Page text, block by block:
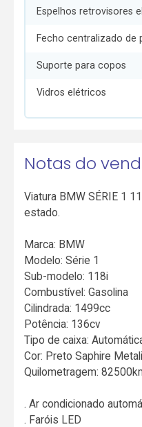
Espelhos retrovisores
Fecho centralizado de
Suporte para copos
Vidros elétricos
Notas do
Viatura BMW SÉRIE 1
estado.
Marca: BMW
Modelo: Série 1
Sub-modelo: 118i
Combustível: Gasolina
Cilindrada: 1499cc
Potência: 136cv
Tipo de caixa:
Cor: Preto Saphire
Quilometragem:
. Ar condicionado
. Faróis LED